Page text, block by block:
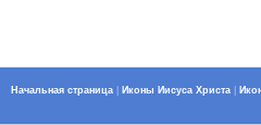
Начальная страница| Иконы Иисуса Христа|